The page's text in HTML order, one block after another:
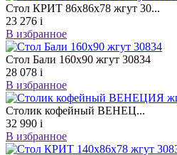
Стол КРИТ 86х86х78 жгут 30...
23 276 i
В избранное
Стол Бали 160х90 жгут 30834
28 078 i
В избранное
Столик кофейный ВЕНЕЦ...
32 990 i
В избранное